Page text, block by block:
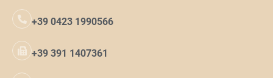
+39 0423 1990566
+39 391 1407361